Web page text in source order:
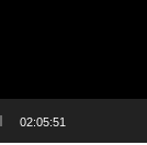
02:05:51